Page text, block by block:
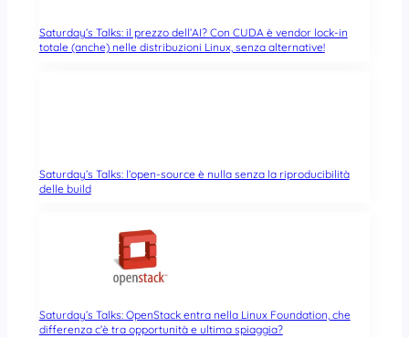
Saturday’s Talks: il prezzo dell’AI? Con CUDA è vendor lock-in
totale (anche) nelle distribuzioni Linux, senza alternative!
Saturday’s Talks: l’open-source è nulla senza la riproducibilità
delle build
Saturday’s Talks: OpenStack entra nella Linux Foundation, che
differenza c’è tra opportunità e ultima spiaggia?